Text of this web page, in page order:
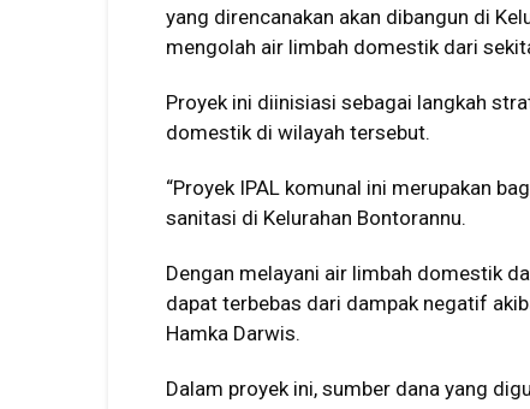
yang direncanakan akan dibangun di
mengolah air limbah domestik dari
Proyek ini diinisiasi sebagai langkah
domestik di wilayah tersebut.
“Proyek IPAL komunal ini merupakan
sanitasi di Kelurahan Bontorannu.
Dengan melayani air limbah domestik
dapat terbebas dari dampak negatif
Hamka Darwis.
Dalam proyek ini, sumber dana yang